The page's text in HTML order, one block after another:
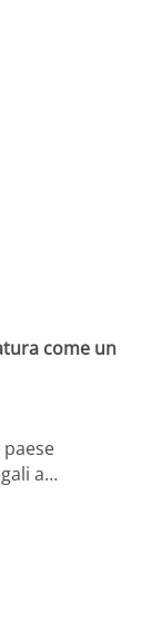
come un
a…